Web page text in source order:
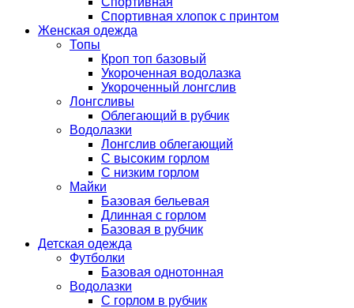
Спортивная хлопок с принтом
Женская одежда
Топы
Кроп топ базовый
Укороченная водолазка
Укороченный лонгслив
Лонгсливы
Облегающий в рубчик
Водолазки
Лонгслив облегающий
С высоким горлом
С низким горлом
Майки
Базовая бельевая
Длинная с горлом
Базовая в рубчик
Детская одежда
Футболки
Базовая однотонная
Водолазки
С горлом в рубчик